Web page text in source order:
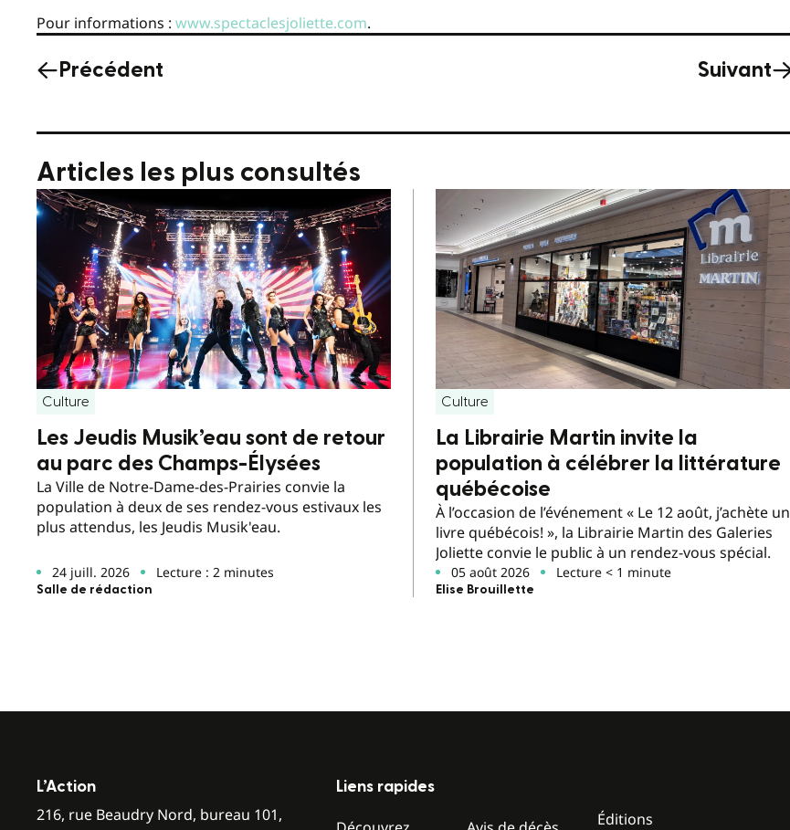
Pour informations : www.spectaclesjoliette.com.
Précédent Suivant
Articles les plus consultés
Culture
Les Jeudis Musik’eau sont de retour
au parc des Champs-Élysées
La Ville de Notre-Dame-des-Prairies convie la
population à deux de ses rendez-vous estivaux les
plus attendus, les Jeudis Musik'eau.
24 juill. 2026 Lecture : 2 minutes
Salle de rédaction
Culture
La Librairie Martin invite la
population à célébrer la littérature
québécoise
À l’occasion de l’événement « Le 12 août, j’achète un
livre québécois! », la Librairie Martin des Galeries
Joliette convie le public à un rendez-vous spécial.
05 août 2026 Lecture < 1 minute
Elise Brouillette
L’Action
216, rue Beaudry Nord, bureau 101,
Liens rapides
Éditions